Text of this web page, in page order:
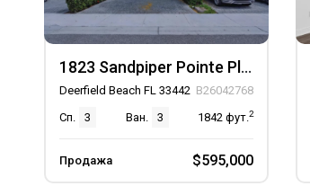
1823 Sandpiper Pointe Place 1823, Unit 1823
Deerfield Beach FL 33442 B26042768
Сп.
3 Ван. 3 1842фут.2
Продажа $595,000